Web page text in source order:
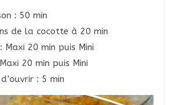
: 50 min
de la cocotte à 20 min
20 min puis Mini
20 min puis Mini
: 5 min